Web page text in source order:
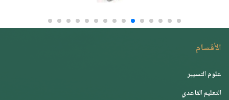
الأقسام
علوم التسيير
التعليم القاعدي